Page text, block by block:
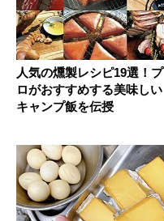
人気の燻製レシピ19選！プ
ロがおすすめする美味しい
キャンプ飯を伝授